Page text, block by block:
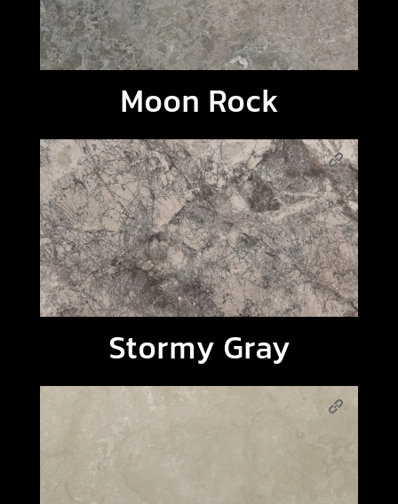
Moon Rock
Stormy Gray